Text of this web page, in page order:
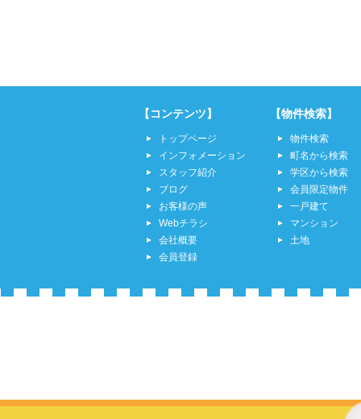
【コンテンツ】
トップページ
インフォメーション
スタッフ紹介
ブログ
お客様の声
Webチラシ
会社概要
会員登録
【物件検索】
物件検索
町名から検索
学区から検索
会員限定物件
一戸建て
マンション
土地